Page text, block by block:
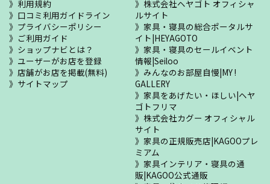
利用規約
口コミ利用ガイドライン
プライバシーポリシー
ご利用ガイド
ショップナビとは？
ユーザーがお店を登録
店舗がお店を掲載(無料)
サイトマップ
株式会社ヘヤゴト オフィシャ
ルサイト
家具・寝具の総合ポータルサ
イト|HEYAGOTO
家具・寝具のセールイベント
情報|Seiloo
みんなのお部屋自慢|MY !
GALLERY
家具をあげたい・ほしい|ヘヤ
ゴトフリマ
株式会社カグー オフィシャル
サイト
家具の正規販売店|KAGOOプレ
ミアム
家具インテリア・寝具の通
販|KAGOO公式通販